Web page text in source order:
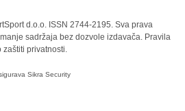
d.o.o. ISSN 2744-2195. Sva prava
sadržaja bez dozvole izdavača. Pravila
zaštiti privatnosti.
Sikra Security